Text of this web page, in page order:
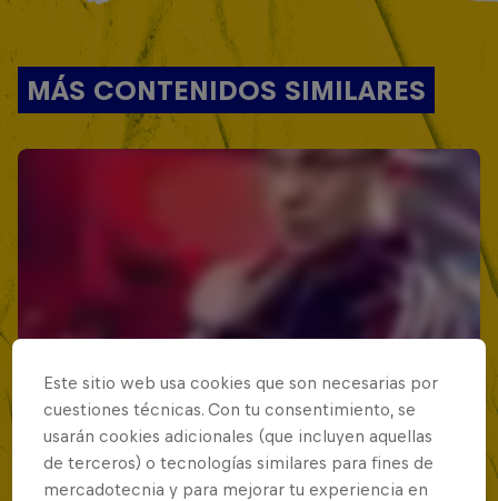
MÁS CONTENIDOS SIMILARES
Este sitio web usa cookies que son necesarias por
cuestiones técnicas. Con tu consentimiento, se
usarán cookies adicionales (que incluyen aquellas
de terceros) o tecnologías similares para fines de
mercadotecnia y para mejorar tu experiencia en